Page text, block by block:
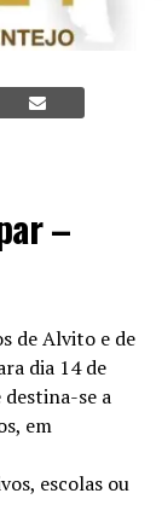
–
de Alvito e de
dia 14 de
destina-se a
em
escolas ou